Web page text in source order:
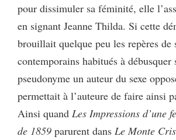
pour dissimuler sa féminité, elle
en signant Jeanne Thilda. Si cette
brouillait quelque peu les repères de
contemporains habitués à débusquer
pseudonyme un auteur du sexe
permettait à l’auteure de faire ainsi
Ainsi quand Les Impressions d’une
de 1859 parurent dans Le Monte